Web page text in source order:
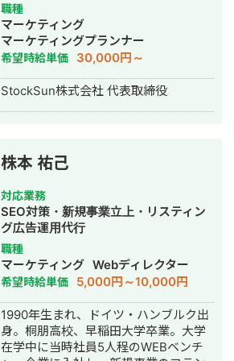
Youtubeチャンネル運営代行・立ち上
げ・ECサイト構築・ネットショップ作
成代行・SEO対策・新規事業立上・
SNS運用代行・ホームページ制作・作
成・リスティング広告運用代行・動画
制作・動画編集
職種
マーケティング
マーケティングプランナー
希望時給単価 30,000円～
StockSun株式会社 代表取締役
株本 祐己
対応業務
SEO対策・新規事業立上・リスティン
グ広告運用代行
職種
マーケティング Webディレクター
希望時給単価 5,000円～10,000円
1990年生まれ、ドイツ・ハンブルク出
身。桐朋高校、早稲田大学卒業。大学
在学中に当時社員5人程のWEBベンチ